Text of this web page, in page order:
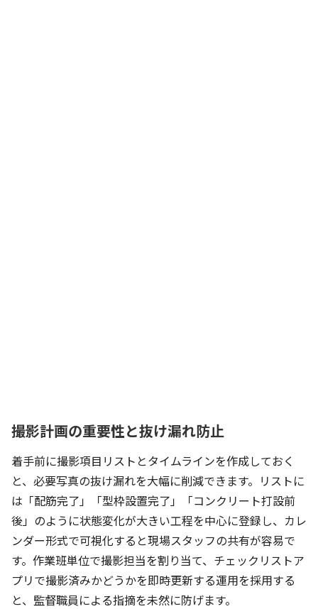
撮影計画の重要性と抜け漏れ防止
着手前に撮影項目リストとタイムラインを作成しておく
と、必要写真の抜け漏れを大幅に削減できます。リストに
は「配筋完了」「型枠設置完了」「コンクリート打設前
後」のように状態変化が大きい工程を中心に登録し、カレ
ンダー形式で可視化すると現場スタッフの共有が容易で
す。作業班単位で撮影担当を割り当て、チェックリストア
プリで撮影済みかどうかを即時更新する運用を採用する
と、監督職員による指摘を未然に防げます。